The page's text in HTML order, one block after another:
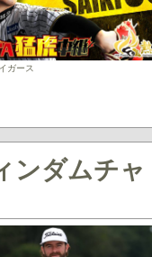
ガース
ンダムチャ